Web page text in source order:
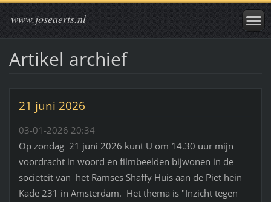
www.joseaerts.nl
Artikel archief
21 juni 2026
03-01-2026 20:34
Op zondag 21 juni 2026 kunt U om 14.30 uur mijn
voordracht in woord en filmbeelden bijwonen in de
societeit van het Ramses Shaffy Huis aan de Piet hein
Kade 231 in Amsterdam. Het thema is "Inzicht tegen